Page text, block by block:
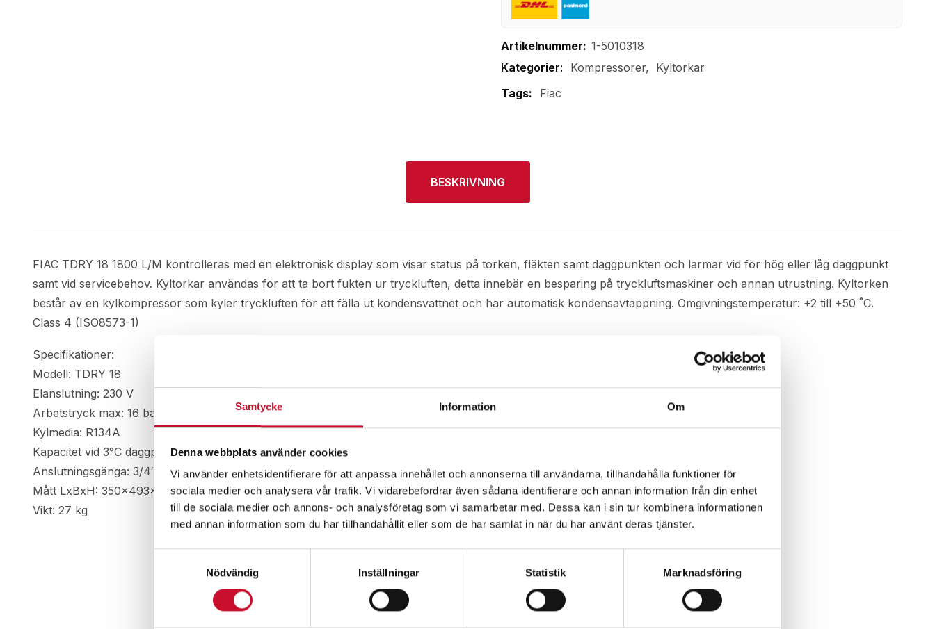
Samtycke Information Om
Denna webbplats använder cookies
Vi använder enhetsidentifierare för att anpassa innehållet och annonserna till användarna, tillhandahålla funktioner för
sociala medier och analysera vår trafik. Vi vidarebefordrar även sådana identifierare och annan information från din enhet
till de sociala medier och annons- och analysföretag som vi samarbetar med. Dessa kan i sin tur kombinera informationen
med annan information som du har tillhandahållit eller som de har samlat in när du har använt deras tjänster.
Nödvändig
Inställningar Statistik Marknadsföring
Artikelnummer: 1-5010318
Kompressorer
Kyltorkar
Tags:
Fiac
BESKRIVNING
FIAC TDRY 18 1800 L/M kontrolleras med en elektronisk display som visar status på torken, fläkten samt daggpunkten och larmar vid för hög eller låg daggpunkt
samt vid servicebehov. Kyltorkar användas för att ta bort fukten ur tryckluften, detta innebär en besparing på tryckluftsmaskiner och annan utrustning. Kyltorken
består av en kylkompressor som kyler tryckluften för att fälla ut kondensvattnet och har automatisk kondensavtappning. Omgivningstemperatur: +2 till +50 ˚C.
Class 4 (ISO8573-1)
Specifikationer:
Modell: TDRY 18
Elanslutning: 230 V
Arbetstryck max: 16 bar
Kylmedia: R134A
Kapacitet vid 3°C daggpunkt: 1825 lit/min
Anslutningsgänga: 3/4″
Mått LxBxH: 350x493x450 mm
Vikt: 27 kg
Relaterade produkter